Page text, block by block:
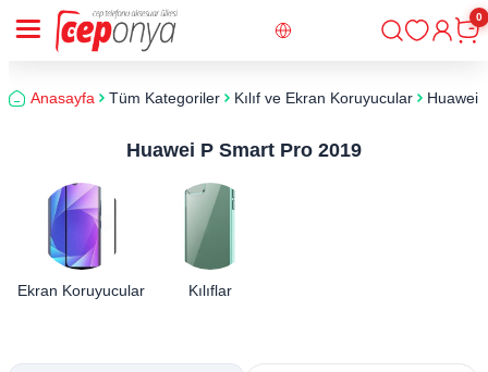
Giriş
0
Anasayfa Tüm Kategoriler Kılıf ve Ekran Koruyucular Huawei
Huawei P Smart Pro 2019
Ekran Koruyucular Kılıflar